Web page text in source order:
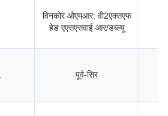
विनकोर ओएमआर: वी2एक्सएफ
हेड एएसएसवाई आर/डब्ल्यू
पूर्व-सिर